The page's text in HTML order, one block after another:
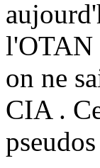
l'OTAN
on ne
CIA .